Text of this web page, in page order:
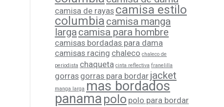
camisa de rayas camisa estilo
columbia camisa manga
larga camisa para hombre
camisas bordadas para dama
camisas racing chaleco chaleco de
periodista chaqueta cinta reflectiva franelilla
gorras gorras para bordar jacket
manga larga mas bordados
panama polo polo para bordar